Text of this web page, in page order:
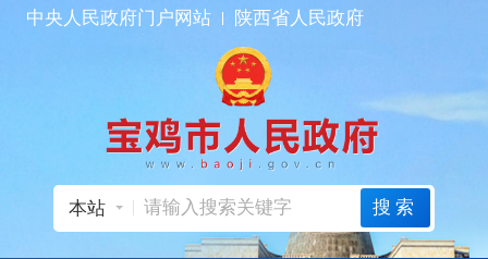
中央人民政府门户网站 陕西省人民政府
本站 搜索